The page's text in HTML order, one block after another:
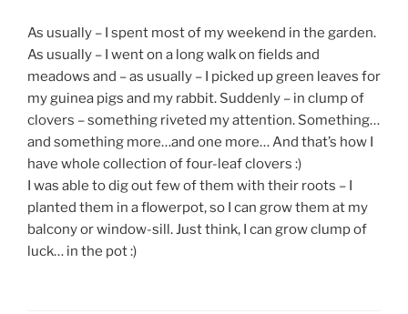
As usually – I spent most of my weekend in the garden.
As usually – I went on a long walk on fields and
meadows and – as usually – I picked up green leaves for
my guinea pigs and my rabbit. Suddenly – in clump of
clovers – something riveted my attention. Something…
and something more…and one more… And that’s how I
have whole collection of four-leaf clovers :)
I was able to dig out few of them with their roots – I
planted them in a flowerpot, so I can grow them at my
balcony or window-sill. Just think, I can grow clump of
luck… in the pot :)